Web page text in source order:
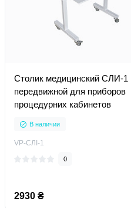
Столик медицинский СЛИ-1
передвижной для приборов
процедурних кабинетов
В наличии
VP-СЛІ-1
0
2930 ₴